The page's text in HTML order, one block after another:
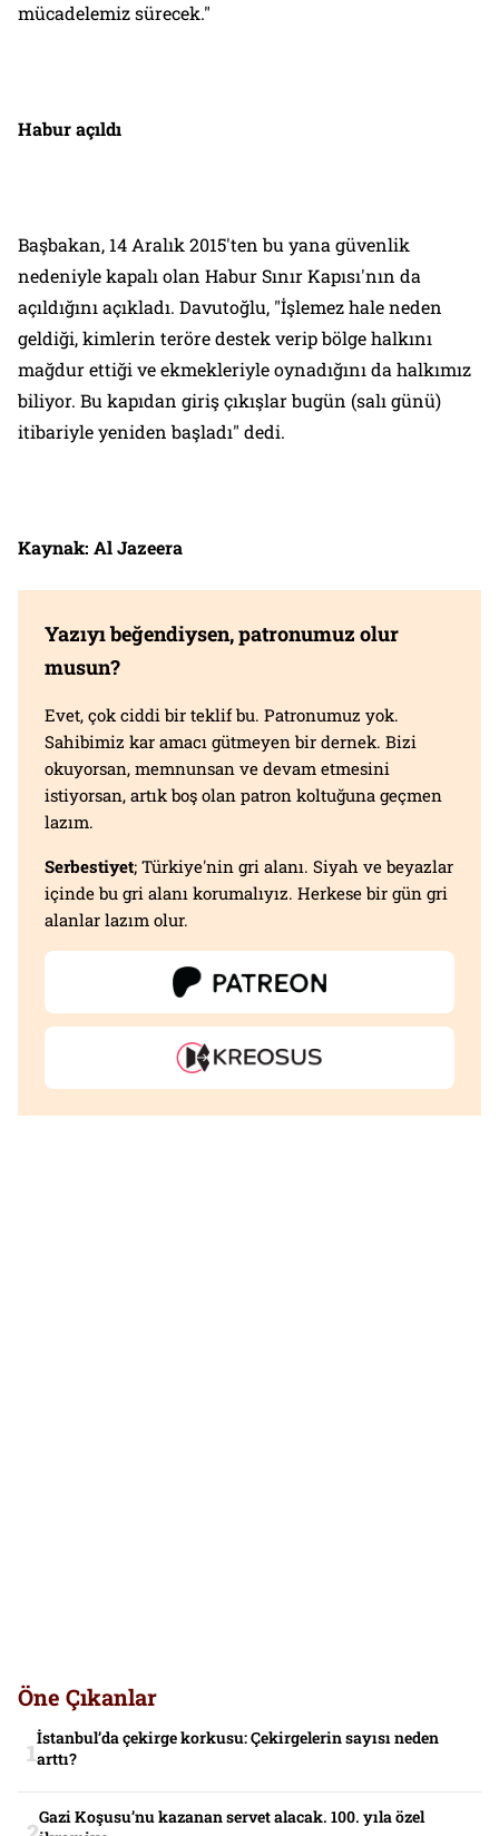
mücadelemiz sürecek."
Habur açıldı
Başbakan, 14 Aralık 2015'ten bu yana güvenlik
nedeniyle kapalı olan Habur Sınır Kapısı'nın da
açıldığını açıkladı. Davutoğlu, "İşlemez hale neden
geldiği, kimlerin teröre destek verip bölge halkını
mağdur ettiği ve ekmekleriyle oynadığını da halkımız
biliyor. Bu kapıdan giriş çıkışlar bugün (salı günü)
itibariyle yeniden başladı" dedi.
Kaynak: Al Jazeera
Yazıyı beğendiysen, patronumuz olur
musun?
Evet, çok ciddi bir teklif bu. Patronumuz yok.
Sahibimiz kar amacı gütmeyen bir dernek. Bizi
okuyorsan, memnunsan ve devam etmesini
istiyorsan, artık boş olan patron koltuğuna geçmen
lazım.
Serbestiyet; Türkiye'nin gri alanı. Siyah ve beyazlar
içinde bu gri alanı korumalıyız. Herkese bir gün gri
alanlar lazım olur.
Öne Çıkanlar
İstanbul’da çekirge korkusu: Çekirgelerin sayısı neden
arttı?
Gazi Koşusu’nu kazanan servet alacak. 100. yıla özel